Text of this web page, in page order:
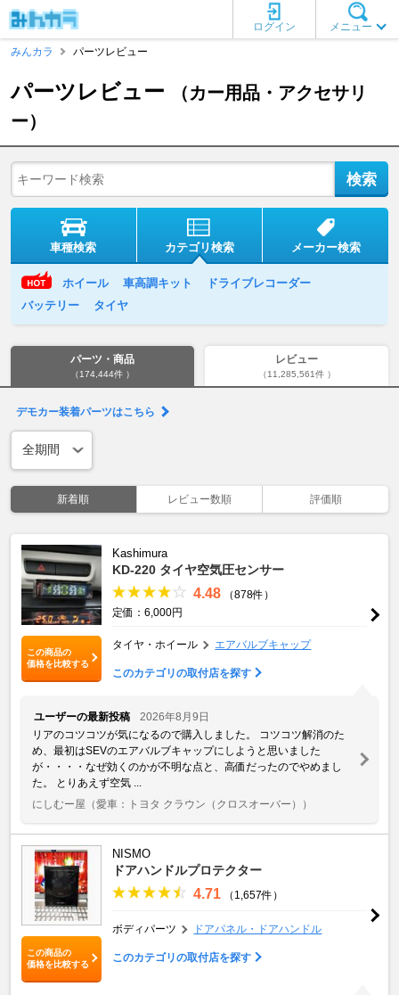
メニュー
ログイン
みんカラ
パーツレビュー
パーツレビュー
（カー用品・アクセサリ
ー）
車種検索 カテゴリ検索 メーカー検索
ホイール 車高調キット
ドライブレコーダー
バッテリー
タイヤ
パーツ・商品
（174,444件 ）
レビュー
（11,285,561件 ）
デモカー装着パーツはこちら
新着順 レビュー数順 評価順
この商品の
価格を比較する
Kashimura
KD-220 タイヤ空気圧センサー
4.48
（878件）
定価：6,000円
タイヤ・ホイール エアバルブキャップ
このカテゴリの取付店を探す
ユーザーの最新投稿
2026年8月9日
リアのコツコツが気になるので購入しました。 コツコツ解消のた
め、最初はSEVのエアバルブキャップにしようと思いました
が・・・・なぜ効くのかが不明な点と、高価だったのでやめまし
た。 とりあえず空気 ...
にしむー屋 （愛車：トヨタ クラウン（クロスオーバー））
この商品の
価格を比較する
NISMO
ドアハンドルプロテクター
4.71 （1,657件）
ボディパーツ ドアパネル・ドアハンドル
このカテゴリの取付店を探す